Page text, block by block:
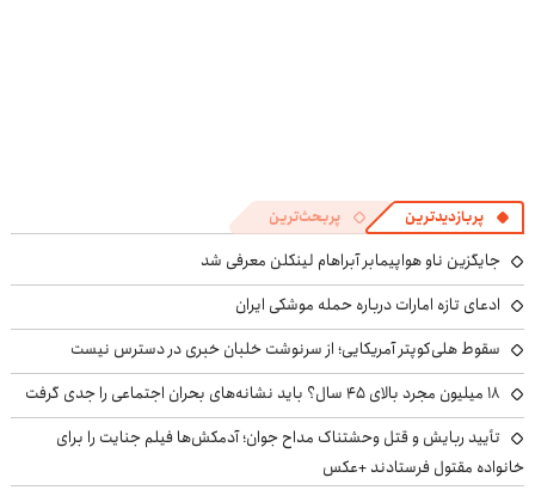
پربازدیدترین پربحث‌ترین
جایگزین ناو هواپیمابر آبراهام لینکلن معرفی شد
ادعای تازه امارات درباره حمله موشکی ایران
سقوط هلی‌کوپتر آمریکایی؛ از سرنوشت خلبان خبری در دسترس نیست
۱۸ میلیون مجرد بالای ۴۵ سال؟ باید نشانه‌های بحران اجتماعی را جدی گرفت
تأیید ربایش و قتل وحشتناک مداح جوان؛ آدمکش‌ها فیلم جنایت را برای
خانواده مقتول فرستادند +عکس